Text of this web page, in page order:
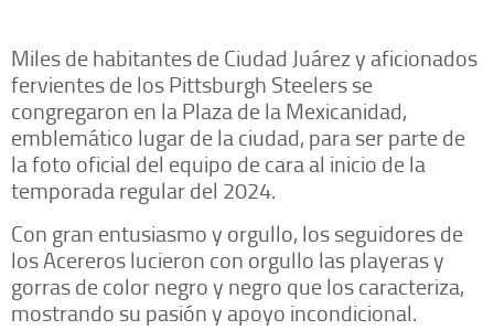
Miles de habitantes de Ciudad Juárez y aficionados
fervientes de los Pittsburgh Steelers se
congregaron en la Plaza de la Mexicanidad,
emblemático lugar de la ciudad, para ser parte de
la foto oficial del equipo de cara al inicio de la
temporada regular del 2024.
Con gran entusiasmo y orgullo, los seguidores de
los Acereros lucieron con orgullo las playeras y
gorras de color negro y negro que los caracteriza,
mostrando su pasión y apoyo incondicional.